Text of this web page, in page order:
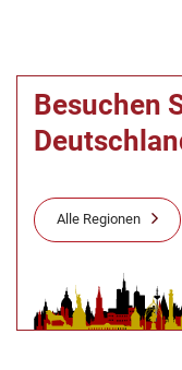
Besuchen
Alle Regionen